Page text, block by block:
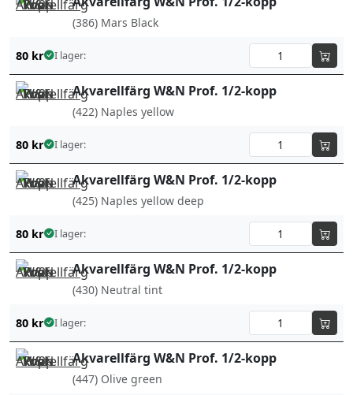
(386) Mars Black
80 kr I lager:
Akvarellfärg W&N Prof. 1/2-kopp
(422) Naples yellow
80 kr I lager:
Akvarellfärg W&N Prof. 1/2-kopp
(425) Naples yellow deep
80 kr I lager:
Akvarellfärg W&N Prof. 1/2-kopp
(430) Neutral tint
80 kr I lager:
Akvarellfärg W&N Prof. 1/2-kopp
(447) Olive green